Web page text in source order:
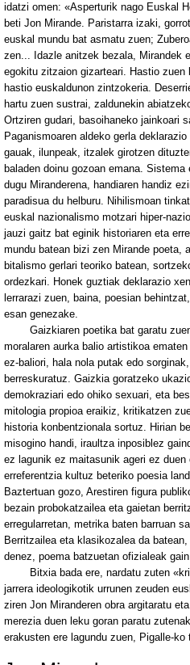
idatzi omen: «Asperturik nago Euskal
beti Jon Mirande. Paristarra izaki,
euskal mundu bat asmatu zuen;
zen... Idazle anitzek bezala, Mirandek
egokitu zitzaion gizarteari. Hastio zuen
hastio euskaldunon zintzokeria.
hartu zuen sustrai, zaldunekin
Ortziren gudari, basoihaneko jainkoari
Paganismoaren aldeko gerla
gauak, ilunpeak, itzalek girotzen
baladen doinu gozoan emana.
dugu Miranderena, handiaren handiz
paradisua du helburu. Nihilismoan
euskal nazionalismo motzari hiper-
jauzi gaitz bat eginik historiaren eta
mundu batean bizi zen Mirande poeta,
bitalismo gerlari teoriko batean,
ordezkari. Honek guztiak deklarazio
lerrarazi zuen, baina, poesian
esan genezake.
Gaizkiaren poetika bat garatu zuen
moralaren aurka balio artistikoa
ez-baliori, hala nola putak edo
berreskuratuz. Gaizkia goratzeko
demokraziari edo ohiko sexuari, eta
mitologia propioa eraikiz, kritikatzen
historia konbentzionala sortuz. Hirian
misogino handi, iraultza inposiblez
ez lagunik ez maitasunik ageri ez
erreferentzia kultuz beteriko poesia
Baztertuan gozo, Arestiren figura
bezain probokatzailea eta gaietan
erregularretan, metrika baten barruan
Berritzailea eta klasikozalea da
denez, poema batzuetan ofizialeak
Bitxia bada ere, nardatu zuten
jarrera ideologikotik urrunen zeuden
ziren Jon Miranderen obra argitaratu
merezia duen leku goran paratu
erakusten ere lagundu zuen, Pigalle-ko